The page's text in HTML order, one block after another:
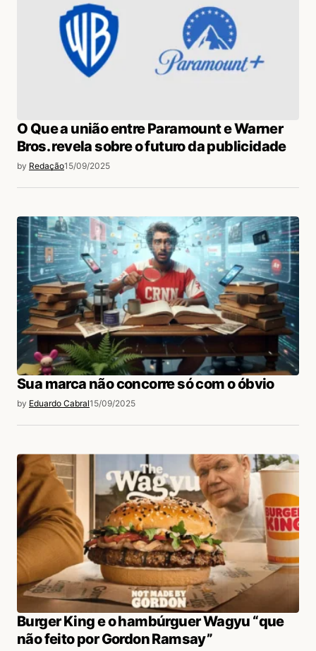
O Que a união entre Paramount e Warner
Bros. revela sobre o futuro da publicidade
by Redação15/09/2025
Sua marca não concorre só com o óbvio
by Eduardo Cabral15/09/2025
Burger King e o hambúrguer Wagyu “que
não feito por Gordon Ramsay”